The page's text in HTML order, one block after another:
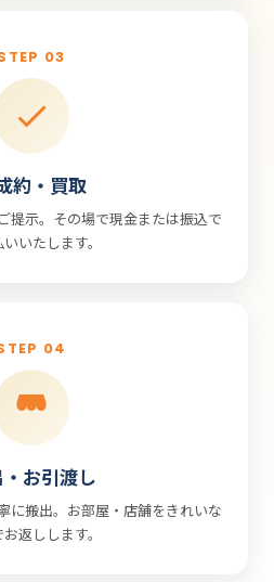
03
約・買取
提示。その場で現金または振込で
いたします。
04
お引渡し
に搬出。お部屋・店舗をきれいな
返しします。